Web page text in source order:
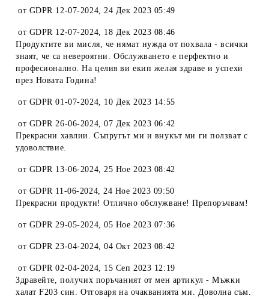
от GDPR 12-07-2024,24 Дек 2023 05:49
от GDPR 12-07-2024, 18 Дек 2023 08:46
Продуктите ви мисля, че нямат нужда от похвала - всички
знаят, че са невероятни. Обслужването е перфектно и
професионално. На целия ви екип желая здраве и успехи
през Новата Година!
от GDPR 01-07-2024, 10 Дек 2023 14:55
от GDPR 26-06-2024,07 Дек 2023 06:42
Прекрасни хавлии. Съпругът ми и внукът ми ги ползват с
удоволствие.
от GDPR 13-06-2024,25 Ное 2023 08:42
от GDPR 11-06-2024,24 Ное 2023 09:50
Прекрасни продукти! Отлично обслужване! Препоръчвам!
от GDPR 29-05-2024,05 Ное 2023 07:36
от GDPR 23-04-2024,04 Окт 2023 08:42
от GDPR 02-04-2024, 15 Сеп 2023 12:19
Здравейте, получих поръчаният от мен артикул - Мъжки
халат F203 син. Отговаря на очакванията ми. Доволна съм.